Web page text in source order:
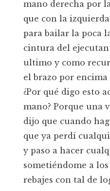
mano derecha por
que con la
para bailar la poca
cintura del
ultimo y como
el brazo por encima
¿Por qué digo esto
mano? Porque una
dijo que cuando
que ya perdí
y paso a hacer
sometiéndome a
rebajes con tal de